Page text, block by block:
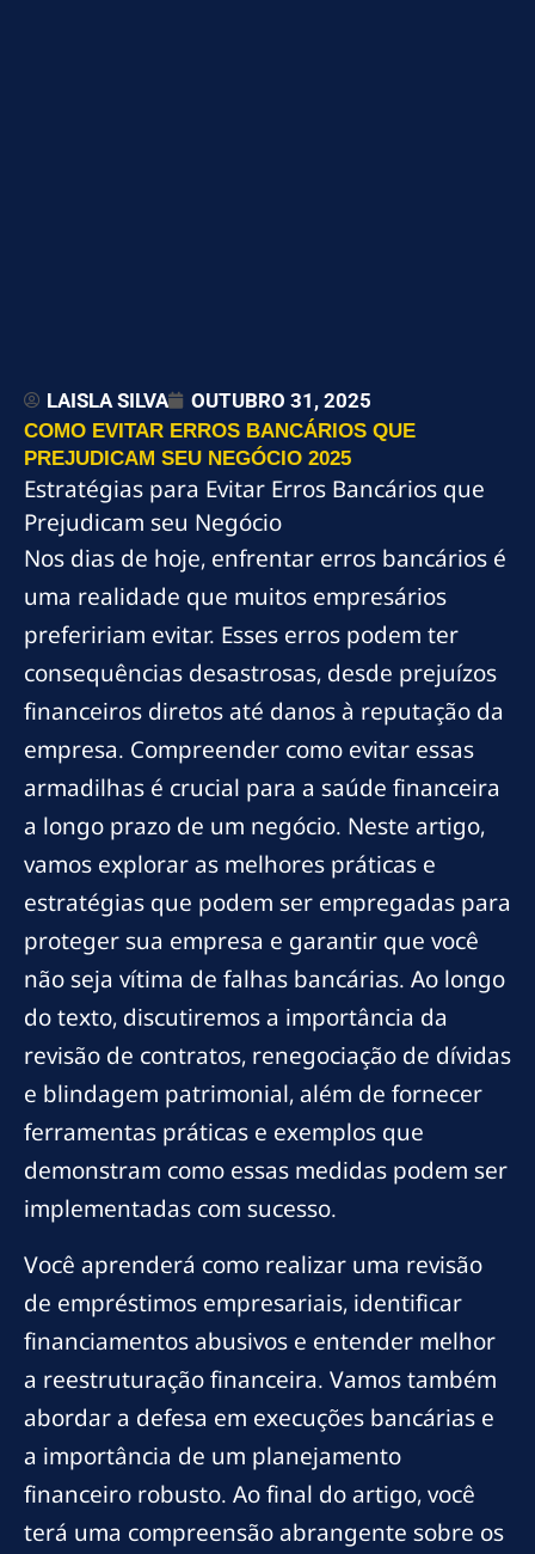
LAISLA SILVA OUTUBRO 31, 2025
COMO EVITAR ERROS BANCÁRIOS QUE
PREJUDICAM SEU NEGÓCIO 2025
Estratégias para Evitar Erros Bancários que
Prejudicam seu Negócio
Nos dias de hoje, enfrentar erros bancários é
uma realidade que muitos empresários
prefeririam evitar. Esses erros podem ter
consequências desastrosas, desde prejuízos
financeiros diretos até danos à reputação da
empresa. Compreender como evitar essas
armadilhas é crucial para a saúde financeira
a longo prazo de um negócio. Neste artigo,
vamos explorar as melhores práticas e
estratégias que podem ser empregadas para
proteger sua empresa e garantir que você
não seja vítima de falhas bancárias. Ao longo
do texto, discutiremos a importância da
revisão de contratos, renegociação de dívidas
e blindagem patrimonial, além de fornecer
ferramentas práticas e exemplos que
demonstram como essas medidas podem ser
implementadas com sucesso.
Você aprenderá como realizar uma revisão
de empréstimos empresariais, identificar
financiamentos abusivos e entender melhor
a reestruturação financeira. Vamos também
abordar a defesa em execuções bancárias e
a importância de um planejamento
financeiro robusto. Ao final do artigo, você
terá uma compreensão abrangente sobre os